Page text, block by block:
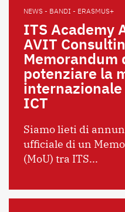
NEWS - BANDI - ERASMUS+
ITS Academy
AVIT
Memorandum
potenziare la
internazionale
ICT
Siamo lieti di
ufficiale di un
(MoU) tra ITS...